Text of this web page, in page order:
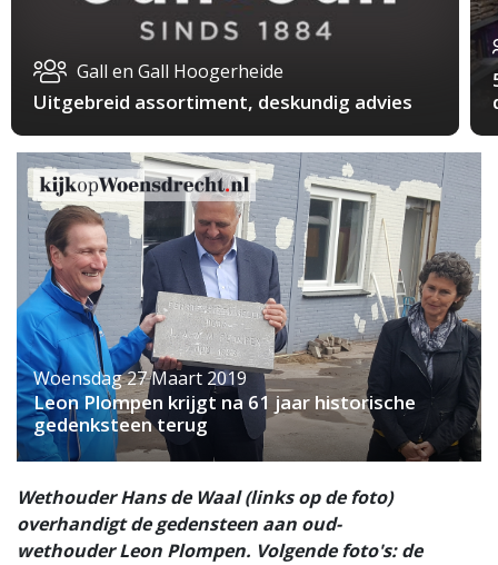
Gall en Gall Hoogerheide
Uitgebreid assortiment, deskundig advies
Woensdag 27 Maart 2019
Leon Plompen krijgt na 61 jaar historische
gedenksteen terug
Wethouder Hans de Waal (links op de foto)
overhandigt de gedensteen aan oud-
wethouder Leon Plompen. Volgende foto's: de